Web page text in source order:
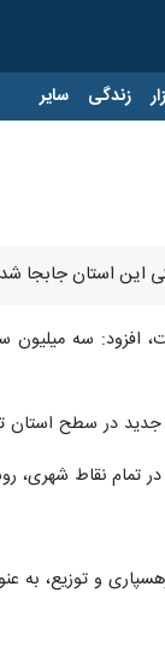
زندگی سایر
مرسولات پستی استان ۱۷۱
نقاط شهری،
خصوصی، ۵۰۰ نیرو در بخش‌های